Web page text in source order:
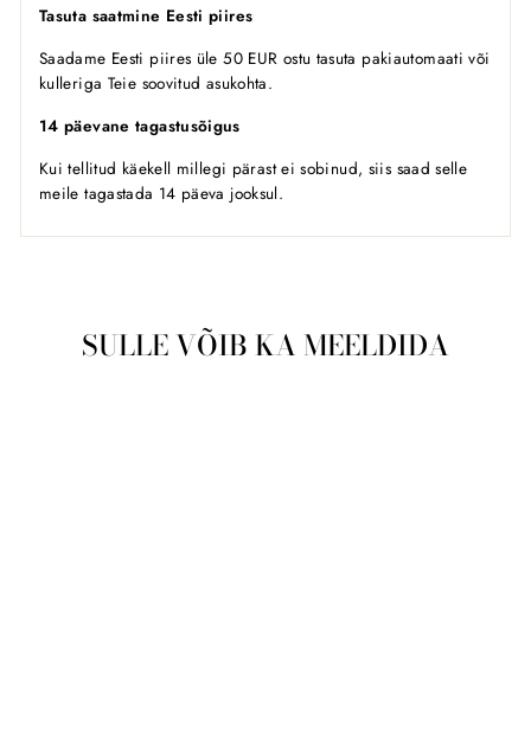
Tasuta saatmine Eesti piires
Saadame Eesti piires üle 50 EUR ostu tasuta pakiautomaati või
kulleriga Teie soovitud asukohta.
14 päevane tagastusõigus
Kui tellitud käekell millegi pärast ei sobinud, siis saad selle
meile tagastada 14 päeva jooksul.
SULLE VÕIB KA MEELDIDA